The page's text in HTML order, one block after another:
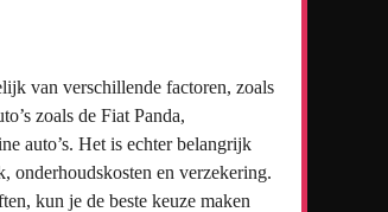
van verschillende factoren, zoals
zoals de Fiat Panda,
auto’s. Het is echter belangrijk
onderhoudskosten en verzekering.
kun je de beste keuze maken